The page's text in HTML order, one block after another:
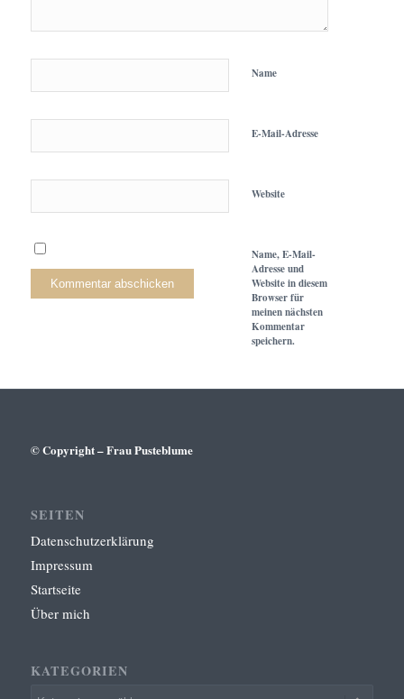
Name
E-Mail-Adresse
Website
Name, E-Mail-
Adresse und
Website in diesem
Browser für
meinen nächsten
Kommentar
speichern.
© Copyright – Frau Pusteblume
SEITEN
Datenschutzerklärung
Impressum
Startseite
Über mich
KATEGORIEN